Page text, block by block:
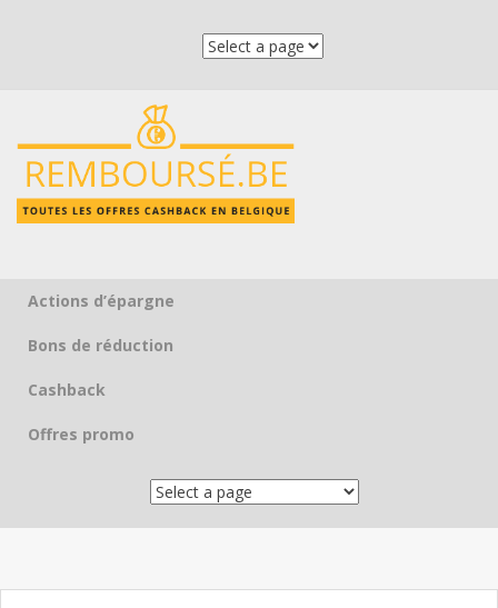
Skip to content
Actions d’épargne
Bons de réduction
Cashback
Offres promo